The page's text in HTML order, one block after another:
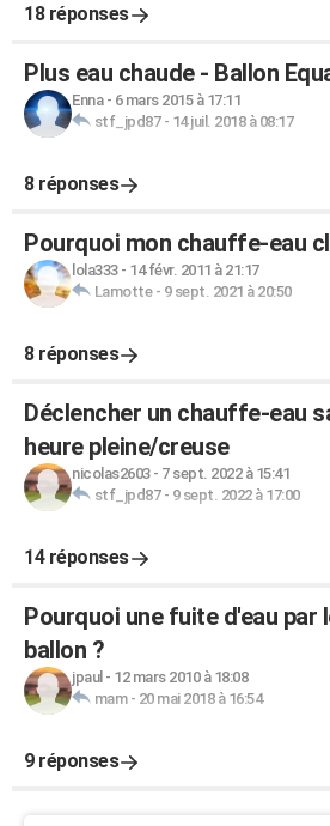
18 réponses
Plus eau chaude - Ballon
Enna- 6 mars 2015 à 17:11
stf_jpd87- 14 juil. 2018 à 08:17
8 réponses
Pourquoi mon chauffe-eau
lola333- 14 févr. 2011 à 21:17
Lamotte- 9 sept. 2021 à 20:50
8 réponses
Déclencher un chauffe-eau
heure pleine/creuse
nicolas2603- 7 sept. 2022 à 15:41
stf_jpd87- 9 sept. 2022 à 17:00
14 réponses
Pourquoi une fuite d'eau par
ballon ?
jpaul - 12 mars 2010 à 18:08
mam- 20 mai 2018 à 16:54
9 réponses